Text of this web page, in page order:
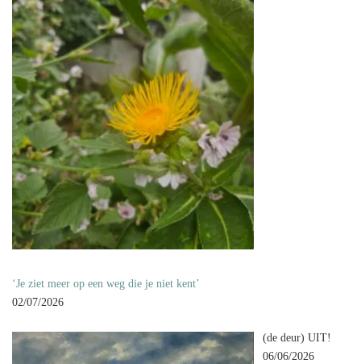
‘Je ziet meer op een weg die je niet kent’
02/07/2026
(de deur) UIT!
06/06/2026